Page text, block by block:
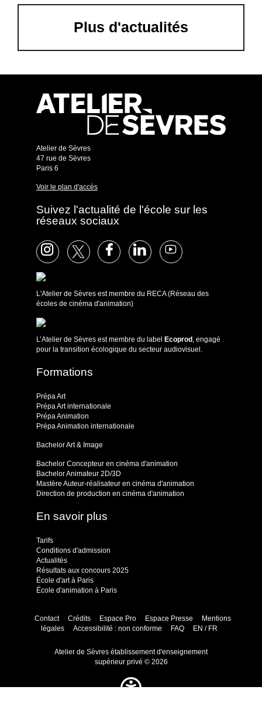
Plus d'actualités
Atelier de Sèvres
47 rue de Sèvres
Paris 6
Voir le plan d'accès
Suivez l'actualité de l'école sur les
réseaux sociaux
L'Atelier de Sèvres est membre du RECA (Réseau des
écoles de cinéma d'animation)
L’Atelier de Sèvres est membre du label Ecoprod, engagé
pour la transition écologique du secteur audiovisuel.
Formations
Prépa Art
Prépa Art internationale
Prépa Animation
Prépa Animation internationale
Bachelor Art & Image
Bachelor Concepteur en cinéma d'animation
Bachelor Animateur 2D/3D
Mastère Auteur-réalisateur en cinéma d'animation
Direction de production en cinéma d'animation
En savoir plus
Tarifs
Conditions d'admission
Actualités
Résultats aux concours 2025
École d'art à Paris
École d'animation à Paris
Contact Crédits Espace Pro Espace Presse
Mentions
légales
Accessibilité : non conforme FAQ EN / FR
Atelier de Sèvres établissement d'enseignement
supérieur privé © 2026